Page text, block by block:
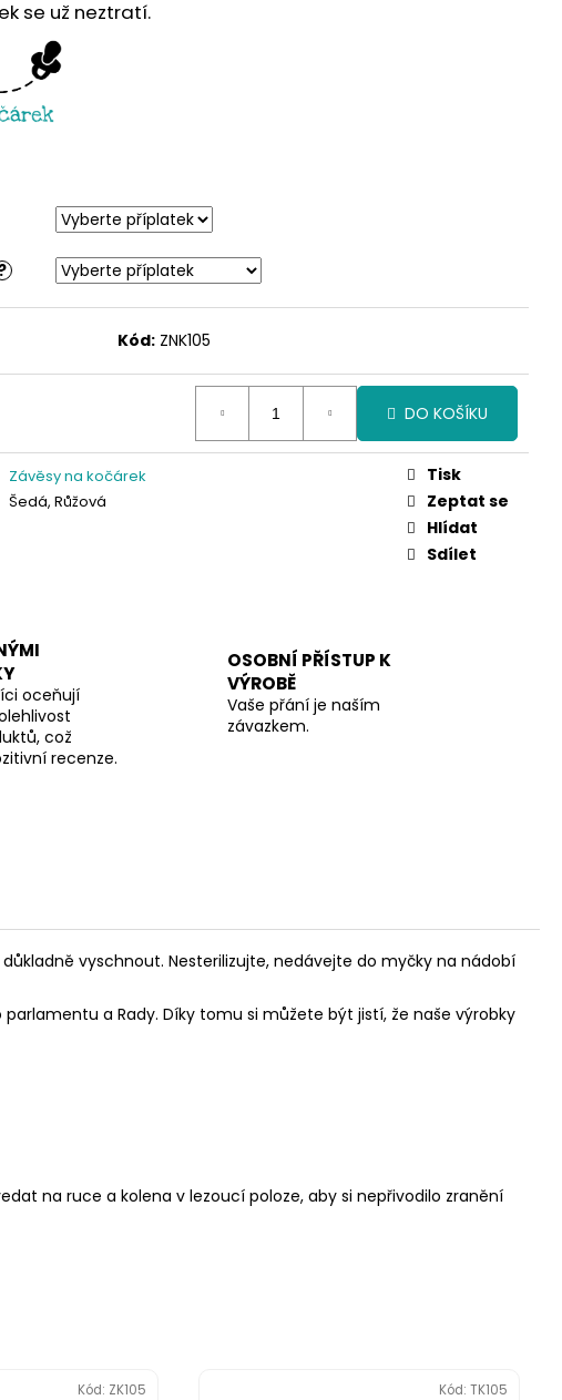
se už neztratí.
?
Kód: ZNK105
DO KOŠÍKU
Závěsy na kočárek
Šedá, Růžová
Tisk
Zeptat se
Hlídat
Sdílet
oceňují
což
recenze.
OSOBNÍ PŘÍSTUP K
VÝROBĚ
Vaše přání je naším
závazkem.
vyschnout. Nesterilizujte, nedávejte do myčky na nádobí
a Rady. Díky tomu si můžete být jistí, že naše výrobky
na ruce a kolena v lezoucí poloze, aby si nepřivodilo zranění
Kód: ZK105 Kód: TK105